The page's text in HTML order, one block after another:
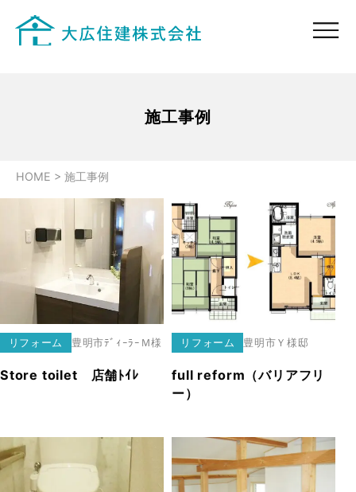
施工事例
HOME >施工事例
リフォーム 豊明市ﾃﾞｨｰﾗｰＭ様
Store toilet 店舗ﾄｲﾚ
リフォーム 豊明市Ｙ様邸
full reform（バリアフリ
ー）